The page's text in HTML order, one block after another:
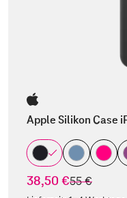
Apple Silikon Case
38,50 €statt
55 €